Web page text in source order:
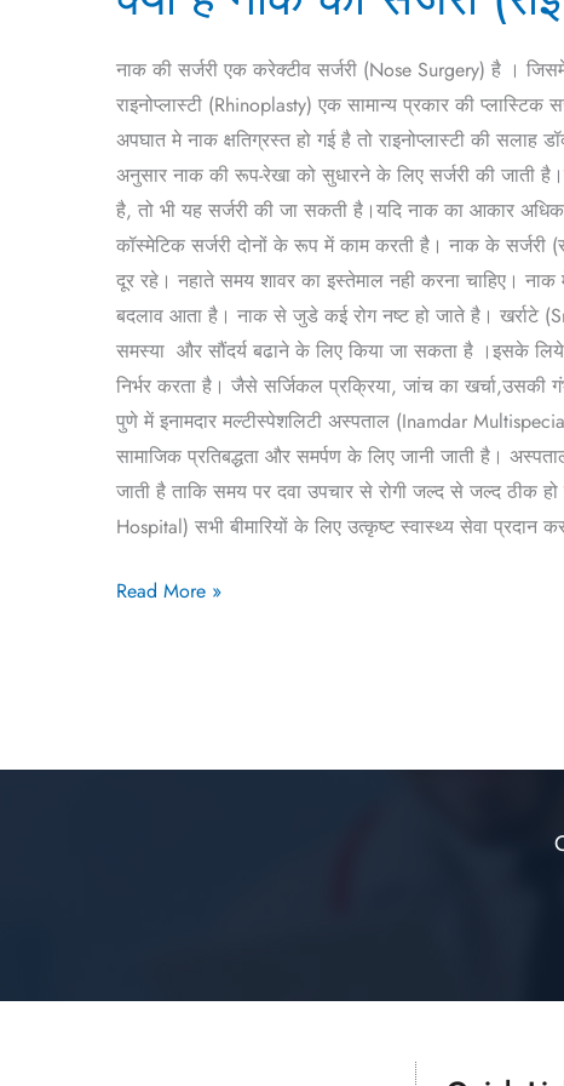
नाक की सर्जरी एक करेक्टीव सर्जरी (Nose Surgery) है ।
राइनोप्लास्टी (Rhinoplasty) एक सामान्य प्रकार की
अपघात मे नाक क्षतिग्रस्त हो गई है तो राइनोप्लास्टी की
अनुसार नाक की रूप-रेखा को सुधारने के लिए सर्जरी की जाती
है, तो भी यह सर्जरी की जा सकती है।यदि नाक का आकार
कॉस्मेटिक सर्जरी दोनों के रूप में काम करती है। नाक के सर्जरी
दूर रहे। नहाते समय शावर का इस्तेमाल नही करना चाहिए।
बदलाव आता है। नाक से जुडे कई रोग नष्ट हो जाते है। खर्राटे
समस्या और सौंदर्य बढाने के लिए किया जा सकता है ।इसके
निर्भर करता है। जैसे सर्जिकल प्रक्रिया, जांच का खर्चा,उसकी
पुणे में इनामदार मल्टीस्पेशलिटी अस्पताल (Inamdar
सामाजिक प्रतिबद्धता और समर्पण के लिए जानी जाती है।
जाती है ताकि समय पर दवा उपचार से रोगी जल्द से जल्द ठीक
Hospital) सभी बीमारियों के लिए उत्कृष्ट स्वास्थ्य सेवा प्रदान
नाक
की
सर्जरी
(राइनोप्लास्टी
)?
मार्गदर्शन
और
जानकारी
Read More »